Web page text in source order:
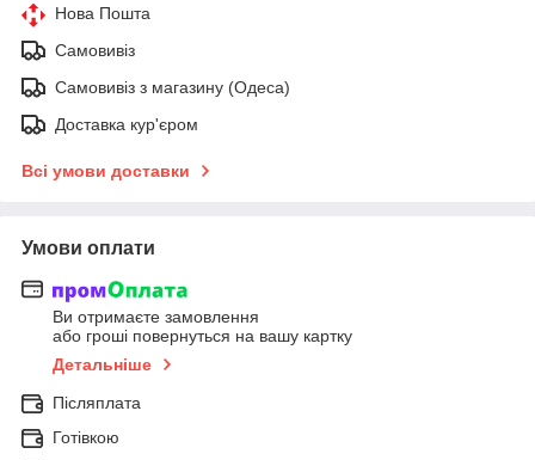
Нова Пошта
Самовивіз
Самовивіз з магазину (Одеса)
Доставка кур'єром
Всі умови доставки
Умови оплати
Ви отримаєте замовлення
або гроші повернуться на вашу картку
Детальніше
Післяплата
Готівкою